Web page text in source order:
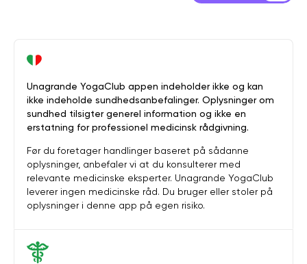
Unagrande YogaClub appen indeholder ikke og kan
ikke indeholde sundhedsanbefalinger. Oplysninger om
sundhed tilsigter generel information og ikke en
erstatning for professionel medicinsk rådgivning.
Før du foretager handlinger baseret på sådanne
oplysninger, anbefaler vi at du konsulterer med
relevante medicinske eksperter. Unagrande YogaClub
leverer ingen medicinske råd. Du bruger eller stoler på
oplysninger i denne app på egen risiko.